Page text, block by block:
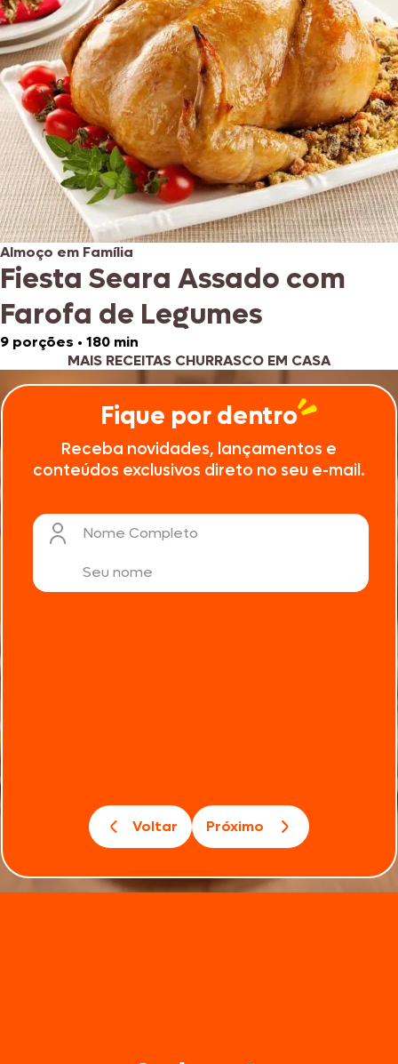
Almoço em Família
Fiesta Seara Assado com
Farofa de Legumes
9 porções • 180 min
MAIS RECEITAS CHURRASCO EM CASA
Fique por dentro
Receba novidades, lançamentos e
conteúdos exclusivos direto no seu e-mail.
Nome Completo
Voltar Próximo